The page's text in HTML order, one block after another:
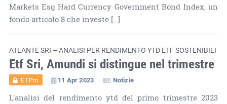
Markets Esg Hard Currency Government Bond Index, un
fondo articolo 8 che investe […]
ATLANTE SRI – ANALISI PER RENDIMENTO YTD ETF SOSTENIBILI
Etf Sri, Amundi si distingue nel trimestre
ET.Pro 11 Apr 2023 Notizie
L'analisi del rendimento ytd del primo trimestre 2023